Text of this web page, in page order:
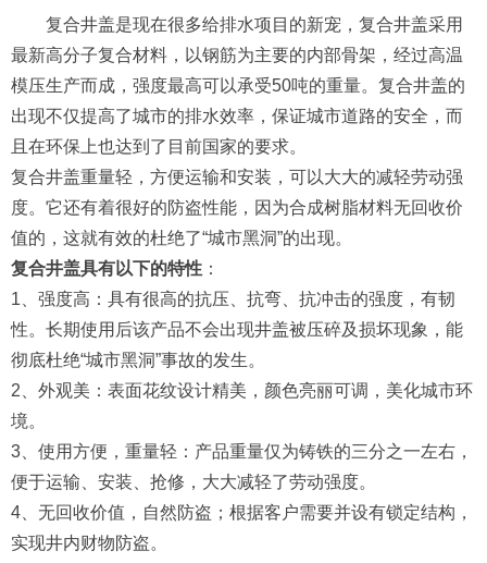
复合井盖是现在很多给排水项目的新宠，复合井盖采用
最新高分子复合材料，以钢筋为主要的内部骨架，经过高温
模压生产而成，强度最高可以承受50吨的重量。复合井盖的
出现不仅提高了城市的排水效率，保证城市道路的安全，而
且在环保上也达到了目前国家的要求。
复合井盖重量轻，方便运输和安装，可以大大的减轻劳动强
度。它还有着很好的防盗性能，因为合成树脂材料无回收价
值的，这就有效的杜绝了“城市黑洞”的出现。
复合井盖具有以下的特性 ：
1、强度高：具有很高的抗压、抗弯、抗冲击的强度，有韧
性。长期使用后该产品不会出现井盖被压碎及损坏现象，能
彻底杜绝“城市黑洞”事故的发生。
2、外观美：表面花纹设计精美，颜色亮丽可调，美化城市环
境。
3、使用方便，重量轻：产品重量仅为铸铁的三分之一左右，
便于运输、安装、抢修，大大减轻了劳动强度。
4、无回收价值，自然防盗；根据客户需要并设有锁定结构，
实现井内财物防盗。